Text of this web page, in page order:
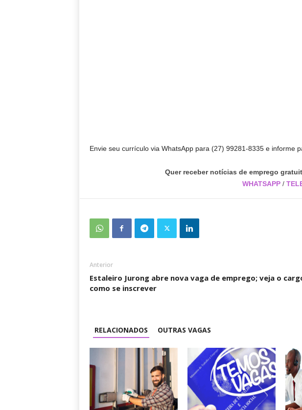
Envie seu currículo via WhatsApp para (27) 99281-8335 e informe
Quer receber notícias de emprego
WHATSAPP/
Anterior
Estaleiro Jurong abre nova vaga de emprego; veja o
como se inscrever
RELACIONADOS OUTRAS VAGAS